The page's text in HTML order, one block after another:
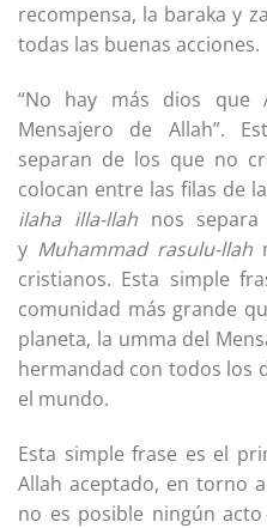
recompensa, la baraka y
todas las buenas acciones.
“No hay más dios que
Mensajero de Allah”.
separan de los que no
colocan entre las filas de la
ilaha illa-llahnos separa
y Muhammad rasulu-llah
cristianos. Esta simple
comunidad más grande
planeta, la umma del
hermandad con todos los
el mundo.
Esta simple frase es el
Allah aceptado, en torno
no es posible ningún